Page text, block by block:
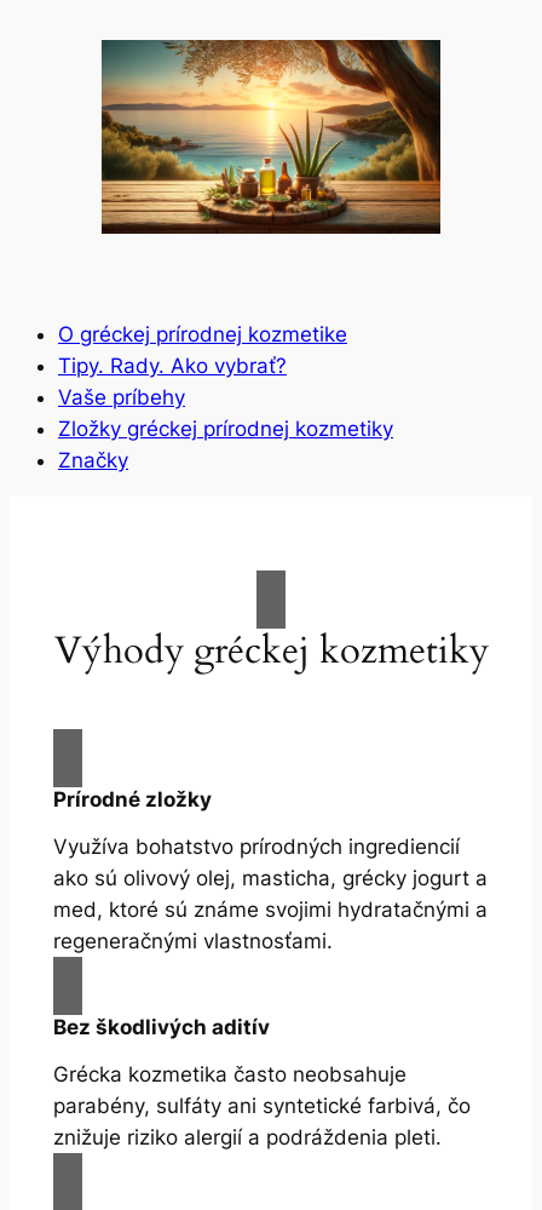
O gréckej prírodnej kozmetike
Tipy. Rady. Ako vybrať?
Vaše príbehy
Zložky gréckej prírodnej kozmetiky
Značky
Výhody gréckej kozmetiky
Prírodné zložky
Využíva bohatstvo prírodných ingrediencií
ako sú olivový olej, masticha, grécky jogurt a
med, ktoré sú známe svojimi hydratačnými a
regeneračnými vlastnosťami.
Bez škodlivých aditív
Grécka kozmetika často neobsahuje
parabény, sulfáty ani syntetické farbivá, čo
znižuje riziko alergií a podráždenia pleti.